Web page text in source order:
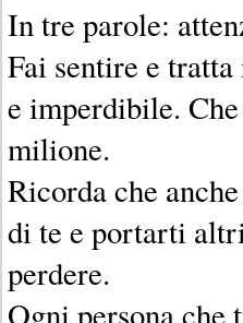
In tre parole:
Fai sentire e
e imperdibile.
milione.
Ricorda che
di te e portarti
perdere.
Ogni persona che